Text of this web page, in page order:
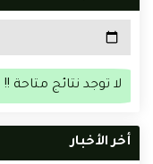
لا توجد نتائج متاحة !!
أخر الأخبار